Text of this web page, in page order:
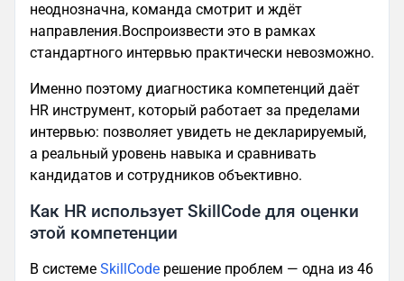
неоднозначна, команда смотрит и ждёт
направления.Воспроизвести это в рамках
стандартного интервью практически невозможно.
Именно поэтому диагностика компетенций даёт
HR инструмент, который работает за пределами
интервью: позволяет увидеть не декларируемый,
а реальный уровень навыка и сравнивать
кандидатов и сотрудников объективно.
Как HR использует SkillCode для оценки
этой компетенции
В системе SkillCode решение проблем — одна из 46